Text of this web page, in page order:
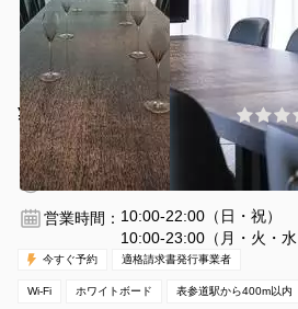
¥10000 〜 ¥12000 /時間
表参道駅 徒歩5分東京都渋谷区神宮
2時間〜
営業時間： 10:00-22:00（日・祝）
10:00-23:00（月・火・水
今すぐ予約 適格請求書発行事業者
Wi-Fi ホワイトボード 表参道駅から400m以内